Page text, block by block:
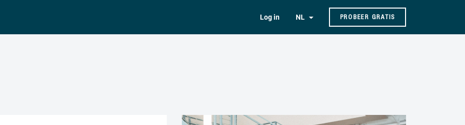
Log in NL PROBEER GRATIS